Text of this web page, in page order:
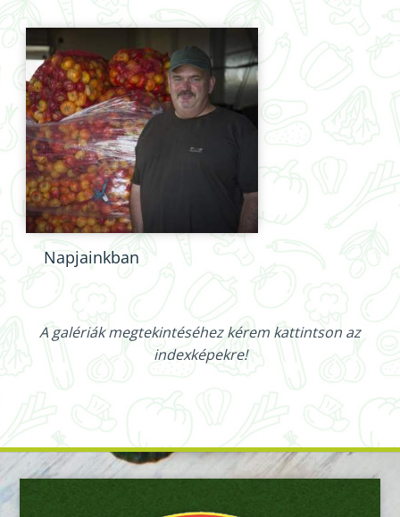
Napjainkban
A galériák megtekintéséhez kérem kattintson az
indexképekre!